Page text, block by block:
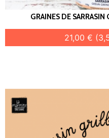
GRAINES DE
21,00 €